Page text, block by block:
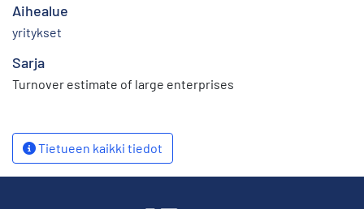
Aihealue
yritykset
Sarja
Turnover estimate of large enterprises
Tietueen kaikki tiedot